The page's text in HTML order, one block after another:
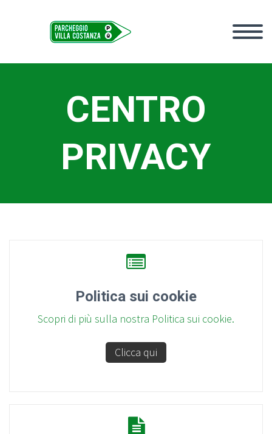
CENTRO
PRIVACY
Politica sui cookie
Scopri di più sulla nostra Politica sui cookie.
Clicca qui